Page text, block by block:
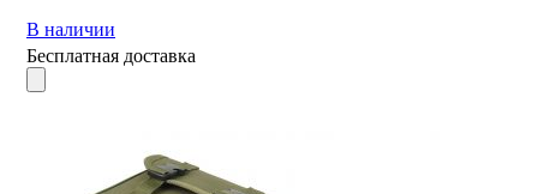
В наличии
Бесплатная доставка